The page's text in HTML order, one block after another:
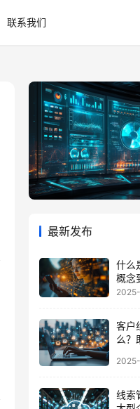
联系我们
最新发布
什么
概念
客户
么？
线索